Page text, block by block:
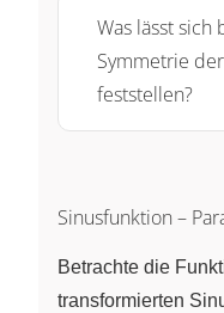
Was lässt sich
Symmetrie
feststellen?
Sinusfunktion –
Betrachte die
transformierten